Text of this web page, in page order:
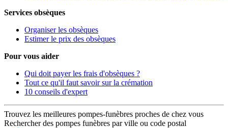
Services obsèques
Organiser les obsèques
Estimer le prix des obsèques
Pour vous aider
Qui doit payer les frais d'obsèques ?
Tout ce qu'il faut savoir sur la crémation
10 conseils d'expert
Trouvez les meilleures pompes-funèbres proches de chez vous
Rechercher des pompes funèbres par ville ou code postal